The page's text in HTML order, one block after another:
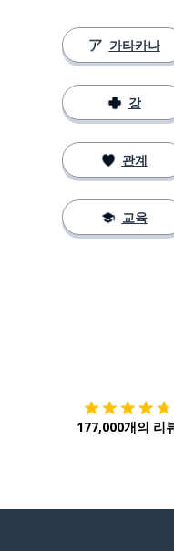
가타카나
강
관계
교육
177,000개의 리